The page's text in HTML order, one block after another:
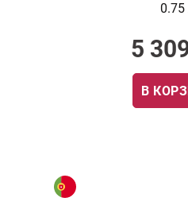
0.75
5
В